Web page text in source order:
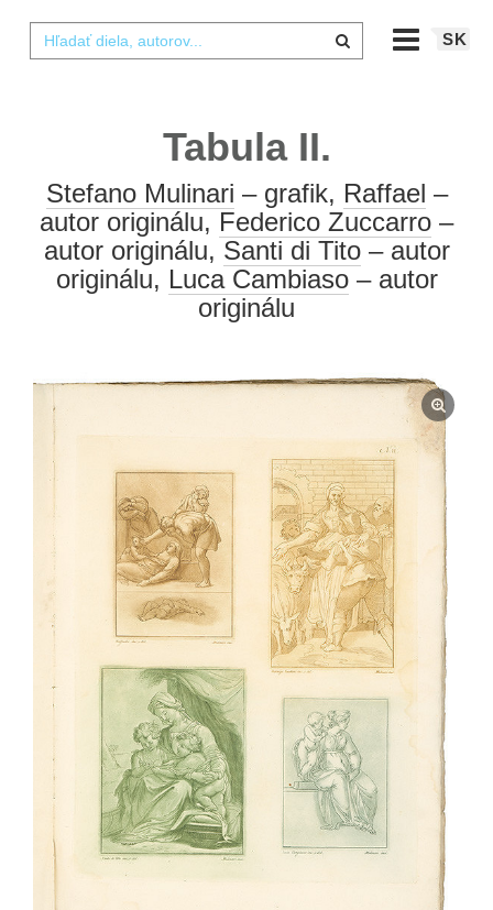
SK
Tabula II.
Stefano Mulinari – grafik, Raffael –
autor originálu, Federico Zuccarro –
autor originálu, Santi di Tito– autor
originálu, Luca Cambiaso– autor
originálu